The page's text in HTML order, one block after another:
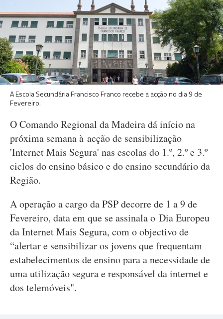
A Escola Secundária Francisco Franco recebe a acção no dia 9 de
Fevereiro.
O Comando Regional da Madeira dá início na
próxima semana à acção de sensibilização
'Internet Mais Segura' nas escolas do 1.º, 2.º e 3.º
ciclos do ensino básico e do ensino secundário da
Região.
A operação a cargo da PSP decorre de 1 a 9 de
Fevereiro, data em que se assinala o Dia Europeu
da Internet Mais Segura, com o objectivo de
“alertar e sensibilizar os jovens que frequentam
estabelecimentos de ensino para a necessidade de
uma utilização segura e responsável da internet e
dos telemóveis".